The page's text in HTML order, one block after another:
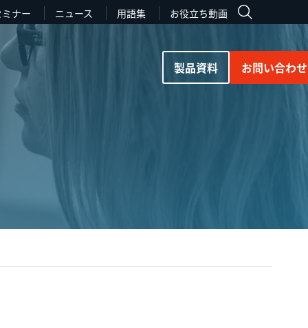
ミナー ニュース 用語集 お役立ち動画
製品資料 お問い合わせ